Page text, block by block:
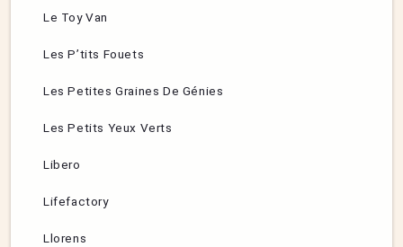
Le Toy Van
Les P’tits Fouets
Les Petites Graines De Génies
Les Petits Yeux Verts
Libero
Lifefactory
Llorens